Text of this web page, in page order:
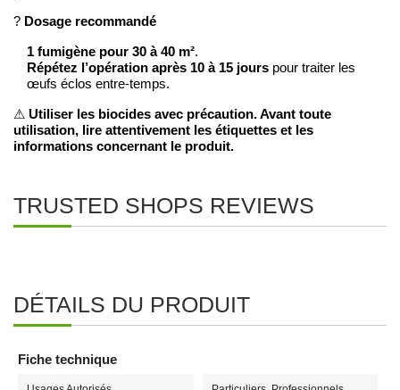
? Dosage recommandé
1 fumigène pour 30 à 40 m².
Répétez l’opération après 10 à 15 jours pour traiter les
œufs éclos entre-temps.
⚠ Utiliser les biocides avec précaution. Avant toute
utilisation, lire attentivement les étiquettes et les
informations concernant le produit.
TRUSTED SHOPS REVIEWS
DÉTAILS DU PRODUIT
Fiche technique